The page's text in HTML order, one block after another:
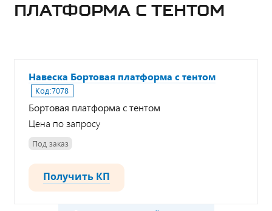
ПЛАТФОРМА С ТЕНТОМ
Навеска Бортовая платформа с тентом
Код:7078
Бортовая платформа с тентом
Цена по запросу
Под заказ
Получить КП